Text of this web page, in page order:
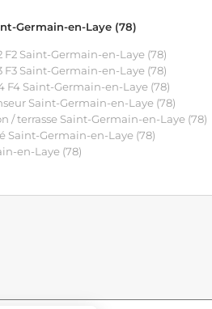
Germain-en-Laye (78)
Saint-Germain-en-Laye (78)
Saint-Germain-en-Laye (78)
Saint-Germain-en-Laye (78)
Saint-Germain-en-Laye (78)
/ terrasse Saint-Germain-en-Laye (78)
Germain-en-Laye (78)
en-Laye (78)